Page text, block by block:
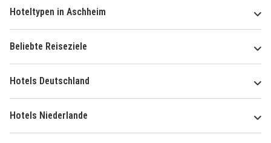
Hoteltypen in Aschheim
Beliebte Reiseziele
Hotels Deutschland
Hotels Niederlande